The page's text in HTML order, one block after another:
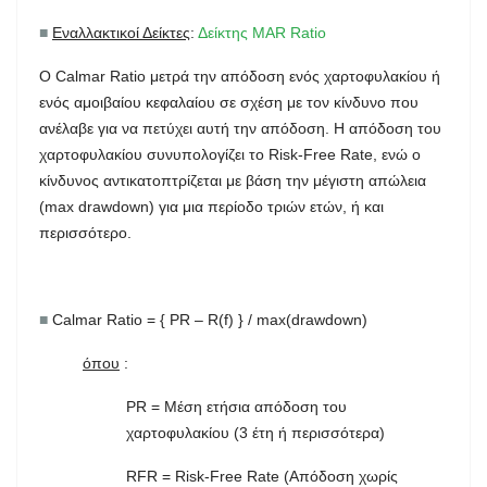
■ Εναλλακτικοί Δείκτες: Δείκτης MAR Ratio
Ο Calmar Ratio μετρά την απόδοση ενός χαρτοφυλακίου ή
ενός αμοιβαίου κεφαλαίου σε σχέση με τον κίνδυνο που
ανέλαβε για να πετύχει αυτή την απόδοση. Η απόδοση του
χαρτοφυλακίου συνυπολογίζει το Risk-Free Rate, ενώ ο
κίνδυνος αντικατοπτρίζεται με βάση την μέγιστη απώλεια
(max drawdown) για μια περίοδο τριών ετών, ή και
περισσότερο.
■ Calmar Ratio = { PR – R(f) } / max(drawdown)
όπου :
PR = Μέση ετήσια απόδοση του
χαρτοφυλακίου (3 έτη ή περισσότερα)
RFR = Risk-Free Rate (Απόδοση χωρίς